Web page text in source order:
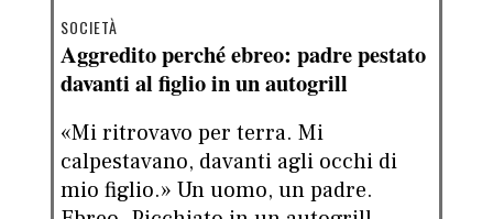
SOCIETÀ
Aggredito perché ebreo: padre pestato
davanti al figlio in un autogrill
«Mi ritrovavo per terra. Mi
calpestavano, davanti agli occhi di
mio figlio.» Un uomo, un padre.